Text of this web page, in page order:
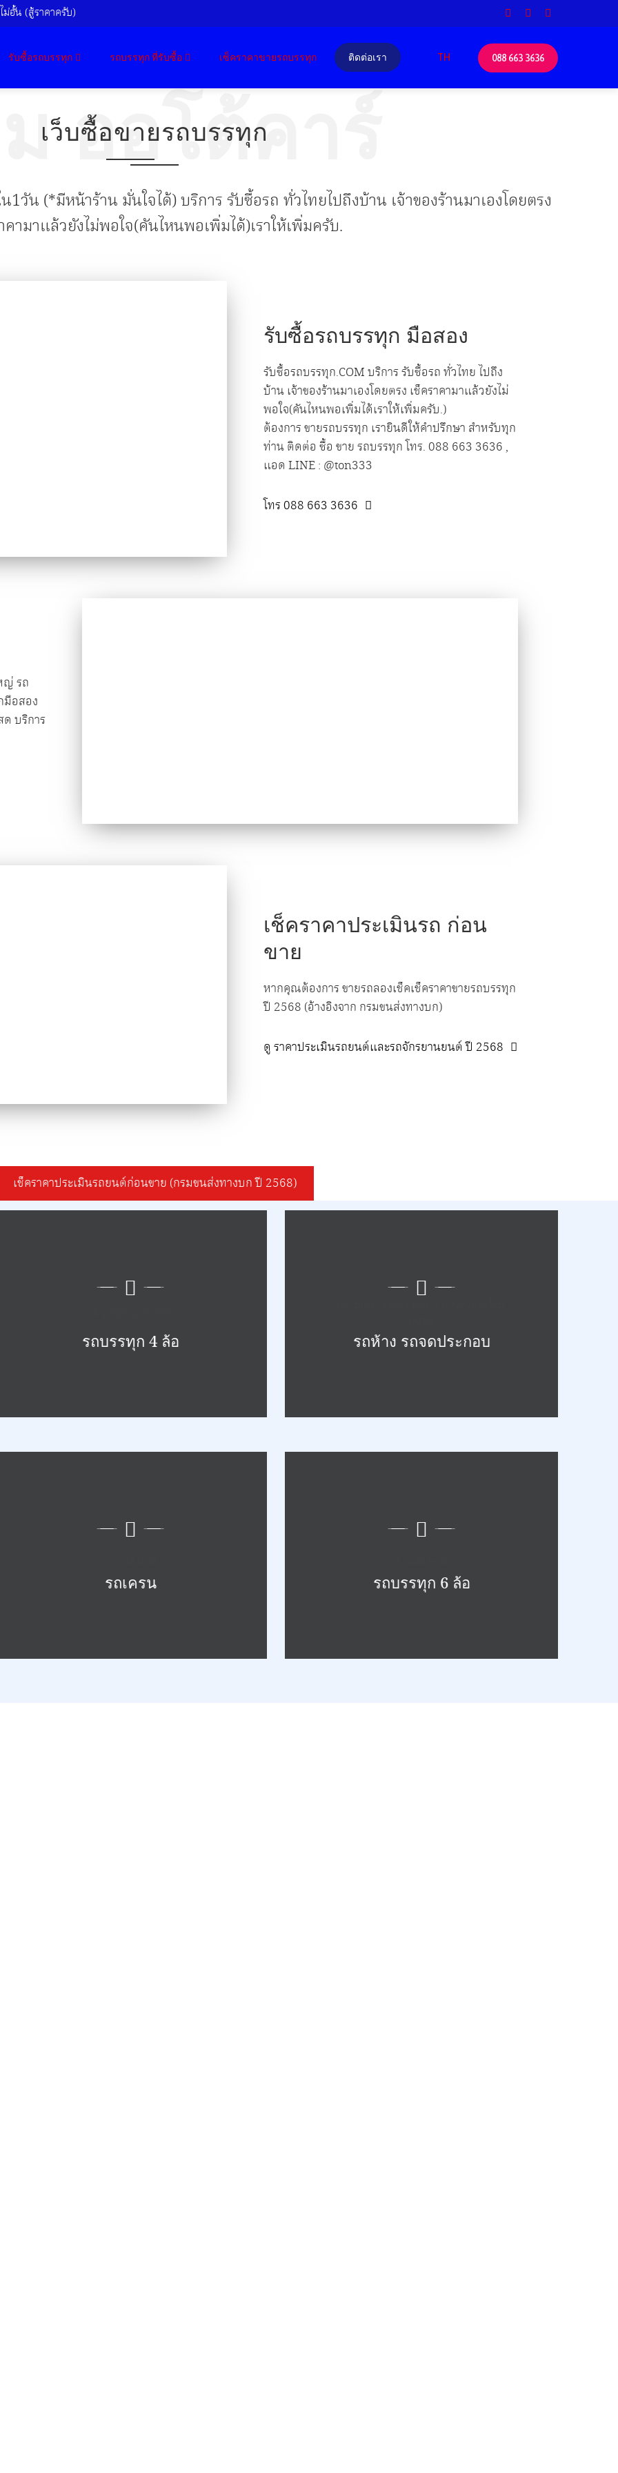
ม่อั้น (สู้ราคาครับ)
รับซื้อรถบรรทุก รถบรรทุก ที่รับซื้อ เซ็คราคาขายรถบรรทุก ติดต่อเรา TH 088 663 3636
ม ออโต้คาร์
เว็บซื้อขายรถบรรทุก
วัน (*มีหน้าร้าน มั่นใจได้) บริการ รับซื้อรถ ทั่วไทยไปถึงบ้าน เจ้าของร้านมาเองโดยตรง
คามาแล้วยังไม่พอใจ(คันไหนพอเพิ่มได้)เราให้เพิ่มครับ.
รับซื้อรถบรรทุก มือสอง
รับซื้อรถบรรทุก.COM บริการ รับซื้อรถ ทั่วไทย ไปถึง
บ้าน เจ้าของร้านมาเองโดยตรง เช็คราคามาแล้วยังไม่
พอใจ(คันไหนพอเพิ่มได้เราให้เพิ่มครับ.)
ต้องการ ขายรถบรรทุก เรายินดีให้คำปรึกษา สำหรับทุก
ท่าน ติดต่อ ซื้อ ขาย รถบรรทุก โทร. 088 663 3636 ,
แอด LINE : @ton333
โทร 088 663 3636
ญ่ รถ
มือสอง
บริการ
เช็คราคาประเมินรถ ก่อน
ขาย
หากคุณต้องการ ขายรถลองเช็คเช็คราคาขายรถบรรทุก
ปี 2568 (อ้างอิงจาก กรมขนส่งทางบก)
ดู ราคาประเมินรถยนต์และรถจักรยานยนต์ ปี 2568
เช็คราคาประเมินรถยนต์ก่อนขาย (กรมขนส่งทางบก ปี 2568)
รถบรรทุก 4 ล้อ รถห้าง รถจดประกอบ
รถเครน รถบรรทุก 6 ล้อ